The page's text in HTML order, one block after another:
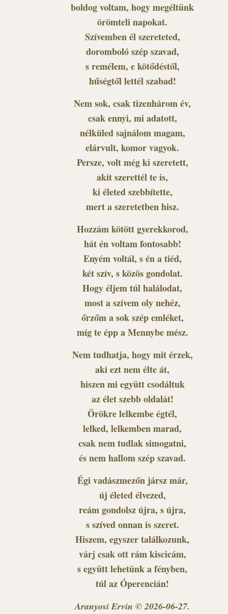
boldog voltam, hogy megéltünk
örömteli napokat.
Szívemben él szereteted,
doromboló szép szavad,
s remélem, e kötődéstől,
hűségtől lettél szabad!
Nem sok, csak tizenhárom év,
csak ennyi, mi adatott,
nélküled sajnálom magam,
elárvult, komor vagyok.
Persze, volt még ki szeretett,
akit szerettél te is,
ki életed szebbítette,
mert a szeretetben hisz.
Hozzám kötött gyerekkorod,
hát én voltam fontosabb!
Enyém voltál, s én a tiéd,
két szív, s közös gondolat.
Hogy éljem túl halálodat,
most a szívem oly nehéz,
őrzőm a sok szép emléket,
míg te épp a Mennybe mész.
Nem tudhatja, hogy mit érzek,
aki ezt nem élte át,
hiszen mi együtt csodáltuk
az élet szebb oldalát!
Örökre lelkembe égtél,
lelked, lelkemben marad,
csak nem tudlak simogatni,
és nem hallom szép szavad.
Égi vadászmezőn jársz már,
új életed élvezed,
reám gondolsz újra, s újra,
s szíved onnan is szeret.
Hiszem, egyszer találkozunk,
várj csak ott rám kiscicám,
s együtt lehetünk a fényben,
túl az Óperencián!
Aranyosi Ervin © 2026-06-27.